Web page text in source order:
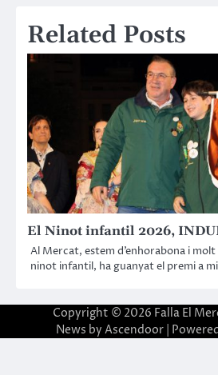
Related Posts
El Ninot infantil 2026,
Al Mercat, estem d’enhorabona i
ninot infantil, ha guanyat el premi a
Copyright © 2026 Falla El
News by Ascendoor|